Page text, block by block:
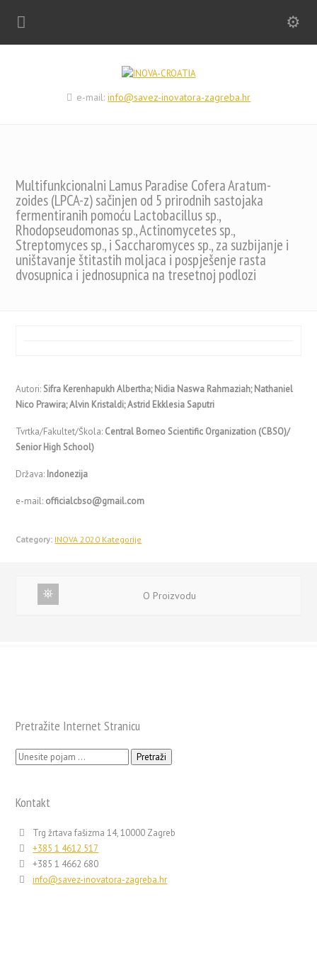
e-mail:info@savez-inovatora-zagreba.hr
Multifunkcionalni Lamus Paradise Cofera Aratum-
zoides (LPCA-z) sačinjen od 5 prirodnih sastojaka
fermentiranih pomoću Lactobacillus sp.,
Rhodopseudomonas sp., Actinomycetes sp.,
Streptomyces sp., i Saccharomyces sp., za suzbijanje i
uništavanje štitastih moljaca i pospješenje rasta
dvosupnica i jednosupnica na tresetnoj podlozi
Autori: Sifra Kerenhapukh Albertha; Nidia Naswa Rahmaziah; Nathaniel
Nico Prawira; Alvin Kristaldi; Astrid Ekklesia Saputri
Tvrtka/Fakultet/Škola: Central Borneo Scientific Organization (CBSO)/
Senior High School)
Država: Indonezija
e-mail: officialcbso@gmail.com
Category: INOVA 2020 Kategorije
O Proizvodu
Pretražite Internet Stranicu
Pretraži:
Kontakt
Trg žrtava fašizma 14, 10000 Zagreb
+385 1 4612 517
+385 1 4662 680
info@savez-inovatora-zagreba.hr